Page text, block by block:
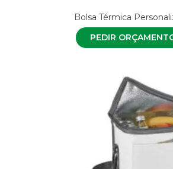
Bolsa Térmica
PEDIR